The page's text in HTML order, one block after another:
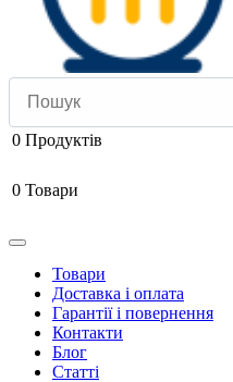
0 Продуктів
0 Товари
Товари
Доставка і оплата
Гарантії і повернення
Контакти
Блог
Статті